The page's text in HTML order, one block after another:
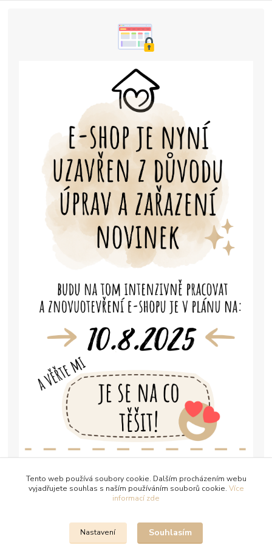
Tento web používá soubory cookie. Dalším procházením webu
vyjadřujete souhlas s naším používáním souborů cookie. Více
informací zde
Nastavení Souhlasím